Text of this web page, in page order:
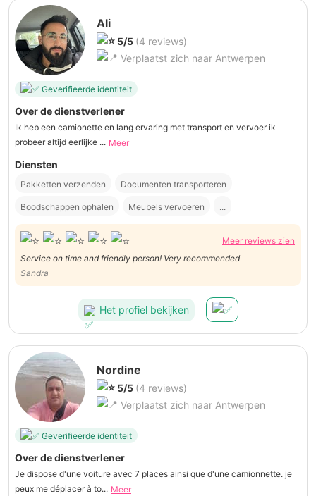
Ali
5/5 (4 reviews)
Verplaatst zich naar Antwerpen
Geverifieerde identiteit
Over de dienstverlener
Ik heb een camionette en lang ervaring met transport en vervoer ik
probeer altijd eerlijke ... Meer
Diensten
Pakketten verzenden Documenten transporteren
Boodschappen ophalen Meubels vervoeren ...
Meer reviews zien
Service on time and friendly person! Very recommended
Sandra
Het profiel bekijken
Nordine
5/5 (4 reviews)
Verplaatst zich naar Antwerpen
Geverifieerde identiteit
Over de dienstverlener
Je dispose d'une voiture avec 7 places ainsi que d'une camionnette. je
peux me déplacer à to... Meer